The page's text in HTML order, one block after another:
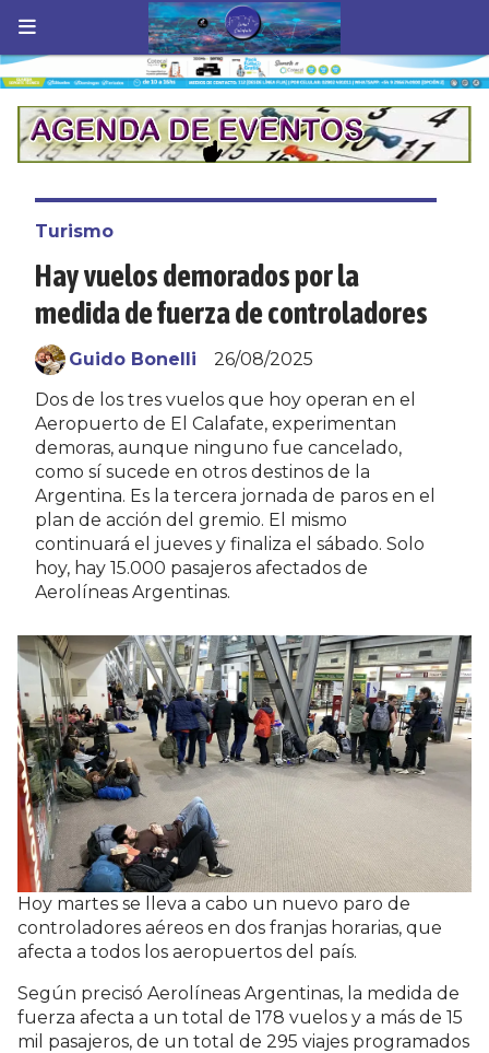
Hay vuelos demorados por la
medida de fuerza de controladores
Dos de los tres vuelos que hoy operan en el
Aeropuerto de El Calafate, experimentan
demoras, aunque ninguno fue cancelado,
como sí sucede en otros destinos de la
Argentina. Es la tercera jornada de paros en el
plan de acción del gremio. El mismo
continuará el jueves y finaliza el sábado. Solo
hoy, hay 15.000 pasajeros afectados de
Aerolíneas Argentinas.
Turismo
26/08/2025
Guido Bonelli
Hoy martes se lleva a cabo un nuevo paro de
controladores aéreos en dos franjas horarias, que
afecta a todos los aeropuertos del país.
Según precisó Aerolíneas Argentinas, la medida de
fuerza afecta a un total de 178 vuelos y a más de 15
mil pasajeros, de un total de 295 viajes programados